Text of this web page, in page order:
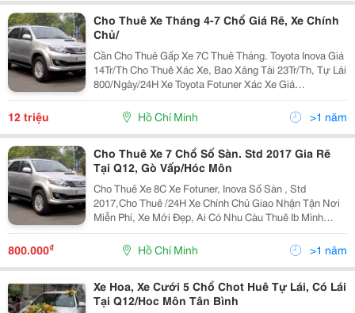
Cho Thuê Xe Tháng 4-7 Chổ Giá Rẽ, Xe Chính
Chủ/
Cần Cho Thuê Gấp Xe 7C Thuê Tháng. Toyota Inova Giá
14Tr/Th Cho Thuê Xác Xe, Bao Xăng Tài 23Tr/Th, Tự Lái
800/Ngày/24H Xe Toyota Fotuner Xác Xe Giá
20Tr/Tháng, Bao Xăng Tài 27Tr/Tháng, Tự Lái
1.1Tr/Ngày/24H Ai Có Nhu Cầu Thuê Liên Hệ Mình Nh
12 triệu Hồ Chí Minh >1 năm
Cho Thuê Xe 7 Chổ Số Sàn. Std 2017 Gia Rẽ
Tại Q12, Gò Vấp/Hóc Môn
Cho Thuê Xe 8C Xe Fotuner, Inova Số Sàn , Std
2017,Cho Thuê /24H Xe Chính Chủ Giao Nhận Tận Nơi
Miễn Phí, Xe Mới Đẹp, Ai Có Nhu Càu Thuê Ib Mình
Nha.thủ Tục Đơn Giản. Thủ Tục: Hk, Kt3 Gốc Tp,
Gpdkkd(Trong 3 Cái Phải Có 1 Cai)Cm+Bl Photo, Xe
Máy+Cavet
800.000₫ Hồ Chí Minh >1 năm
Xe Hoa, Xe Cưới 5 Chổ Chot Huê Tự Lái, Có Lái
Tại Q12/Hoc Môn Tân Bình